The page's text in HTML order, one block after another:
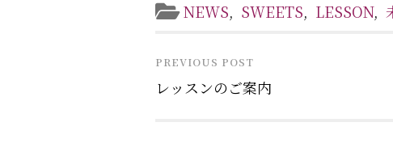
NEWS, SWEETS, LESSON,
PREVIOUS POST
レッスンのご案内